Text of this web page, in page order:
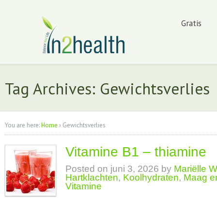
Gratis
Tag Archives: Gewichtsverlies
You are here:Home › Gewichtsverlies
Vitamine B1 – thiamine
Posted on juni 3, 2026 by Mariëlle
Hartklachten, Koolhydraten, Maag
Vitamine